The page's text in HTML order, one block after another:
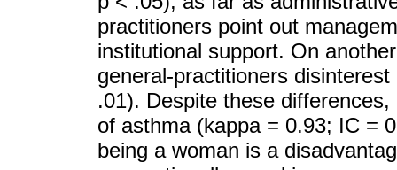
practitioners point out
institutional support. On
general-practitioners
.01). Despite these
of asthma (kappa = 0.93; IC =
being a woman is a